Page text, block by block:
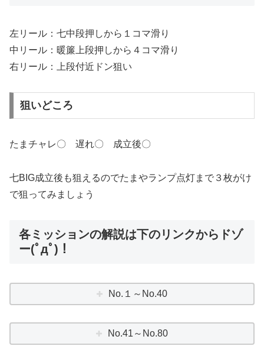
左リール：七中段押しから１コマ滑り
中リール：暖簾上段押しから４コマ滑り
右リール：上段付近ドン狙い
狙いどころ
たまチャレ〇 遅れ〇 成立後〇
七BIG成立後も狙えるのでたまやランプ点灯まで３枚がけ
で狙ってみましょう
各ミッションの解説は下のリンクからドゾ
ー(ﾟдﾟ)！
No.１～No.40
No.41～No.80